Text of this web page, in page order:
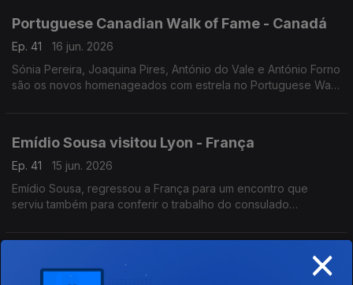
Portuguese Canadian Walk of Fame - Canadá
Ep. 41
16 jun. 2026
Sónia Pereira, Joaquina Pires, António do Vale e António Forno
são os novos homenageados com estrela no Portuguese Walk
Emídio Sousa visitou Lyon - França
Ep. 41
15 jun. 2026
Emídio Sousa, regressou a França para um encontro que
serviu também para conferir o trabalho do consulado
Festival de Folclore de Orbe - Suiça ×